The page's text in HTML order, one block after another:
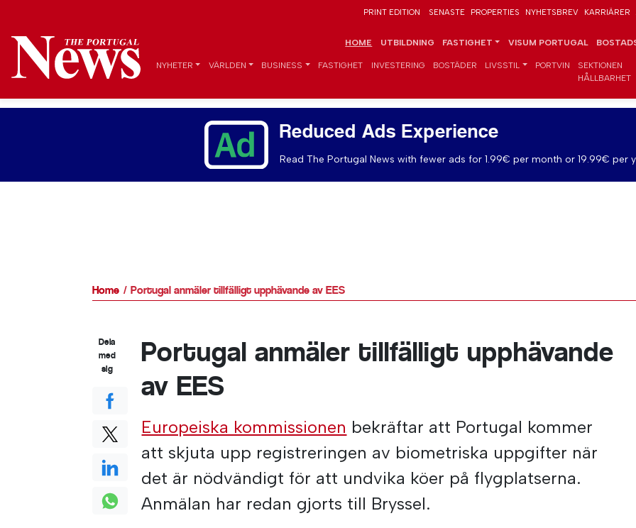
PRINT EDITION SENASTE PROPERTIES NYHETSBREV KARRIÄRER
HOME UTBILDNING FASTIGHET VISUM PORTUGAL
NYHETER VÄRLDEN BUSINESS FASTIGHET INVESTERING BOSTÄDER LIVSSTIL PORTVIN
SEKTIONEN
HÅLLBARHET
Reduced Ads Experience
Read The Portugal News with fewer ads for 1.99€ per month or 19.99€ per
Home Portugal anmäler tillfälligt upphävande av EES
Portugal anmäler tillfälligt upphävande
av EES
Europeiska kommissionen bekräftar att Portugal kommer
att skjuta upp registreringen av biometriska uppgifter när
det är nödvändigt för att undvika köer på flygplatserna.
Anmälan har redan gjorts till Bryssel.
Dela
med
sig